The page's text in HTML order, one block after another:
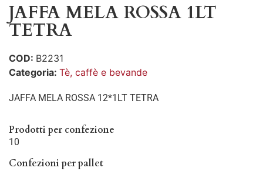
JAFFA MELA ROSSA 1LT
TETRA
COD: B2231
Categoria: Tè, caffè e bevande
JAFFA MELA ROSSA 12*1LT TETRA
Prodotti per confezione
10
Confezioni per pallet